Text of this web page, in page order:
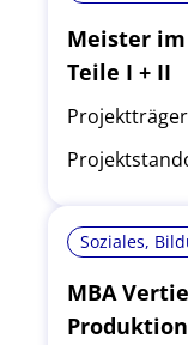
Meister
Teile I + II
Soziales,
MBA